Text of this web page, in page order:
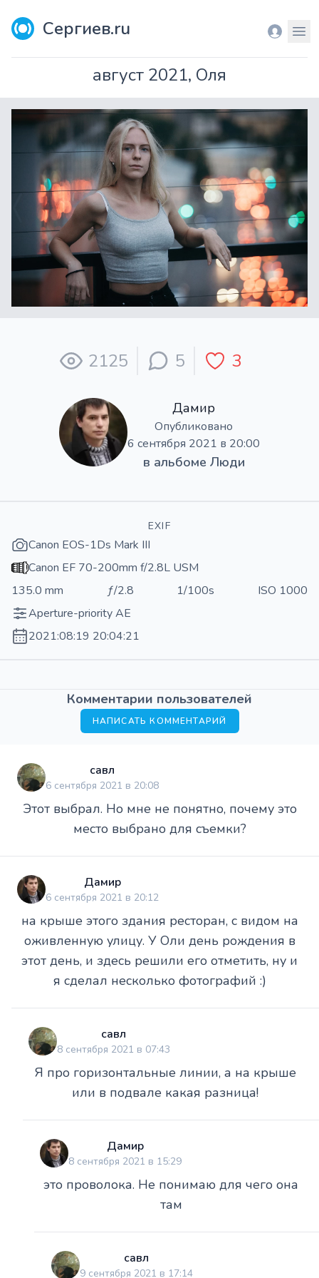
Сергиев.ru Вход
август 2021, Оля
2125 5 3
Дамир
Опубликовано
6 сентября 2021 в 20:00
в альбоме Люди
EXIF
Canon EOS-1Ds Mark III
Canon EF 70-200mm f/2.8L USM
135.0 mm
ƒ/2.8 1/100s
ISO 1000
Aperture-priority AE
2021:08:19 20:04:21
Комментарии пользователей
НАПИСАТЬ КОММЕНТАРИЙ
савл
6 сентября 2021 в 20:08
Этот выбрал. Но мне не понятно, почему это
место выбрано для съемки?
Дамир
6 сентября 2021 в 20:12
на крыше этого здания ресторан, с видом на
оживленную улицу. У Оли день рождения в
этот день, и здесь решили его отметить, ну и
я сделал несколько фотографий :)
савл
8 сентября 2021 в 07:43
Я про горизонтальные линии, а на крыше
или в подвале какая разница!
Дамир
8 сентября 2021 в 15:29
это проволока. Не понимаю для чего она
там
савл
9 сентября 2021 в 17:14